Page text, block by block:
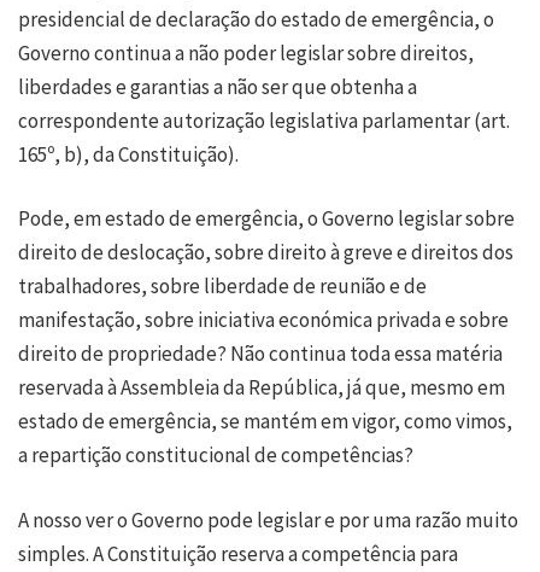
presidencial de declaração do estado de emergência, o
Governo continua a não poder legislar sobre direitos,
liberdades e garantias a não ser que obtenha a
correspondente autorização legislativa parlamentar (art.
165º, b), da Constituição).
Pode, em estado de emergência, o Governo legislar sobre
direito de deslocação, sobre direito à greve e direitos dos
trabalhadores, sobre liberdade de reunião e de
manifestação, sobre iniciativa económica privada e sobre
direito de propriedade? Não continua toda essa matéria
reservada à Assembleia da República, já que, mesmo em
estado de emergência, se mantém em vigor, como vimos,
a repartição constitucional de competências?
A nosso ver o Governo pode legislar e por uma razão muito
simples. A Constituição reserva a competência para